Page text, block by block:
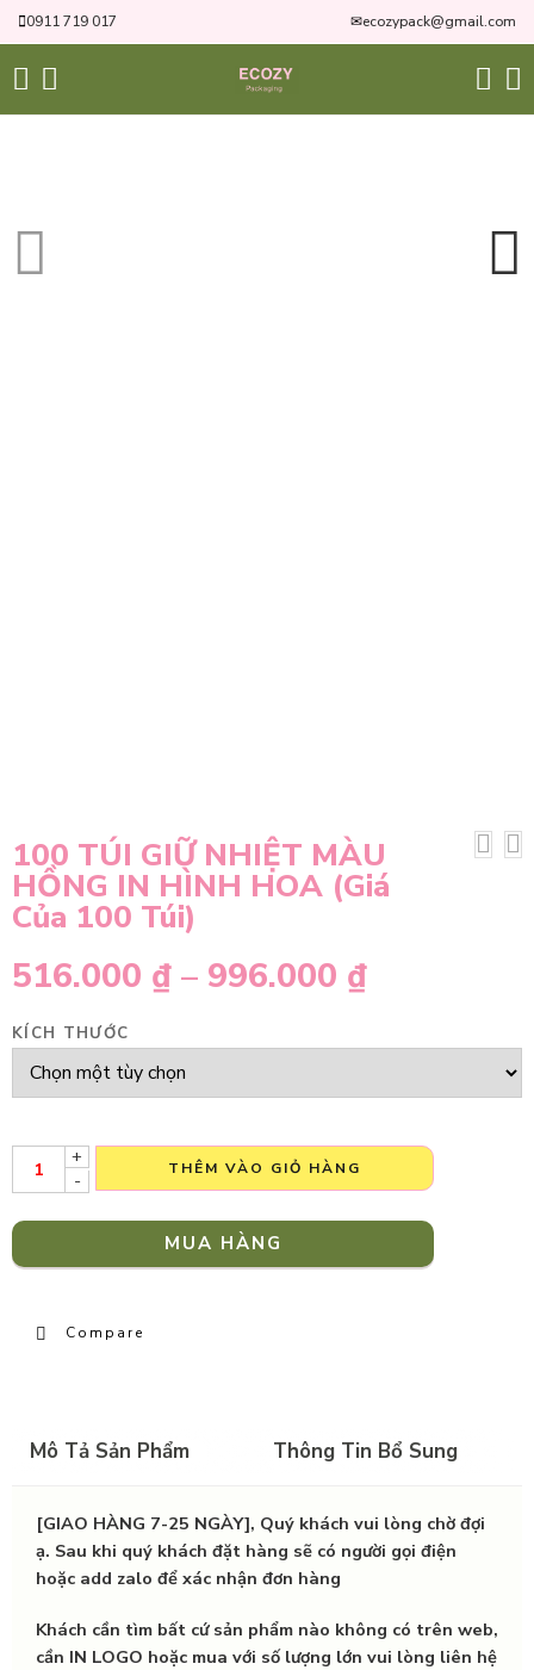
0911 719 017 ✉ecozypack@gmail.com
100 TÚI GIỮ NHIỆT MÀU
HỒNG IN HÌNH HOA (Giá
Của 100 Túi)
516.000 ₫ – 996.000 ₫
KÍCH THƯỚC
+
-
THÊM VÀO GIỎ HÀNG
MUA HÀNG
Compare
Mô Tả Sản Phẩm Thông Tin Bổ Sung
[GIAO HÀNG 7-25 NGÀY], Quý khách vui lòng chờ đợi
ạ. Sau khi quý khách đặt hàng sẽ có người gọi điện
hoặc add zalo để xác nhận đơn hàng
Khách cần tìm bất cứ sản phẩm nào không có trên web,
cần IN LOGO hoặc mua với số lượng lớn vui lòng liên hệ